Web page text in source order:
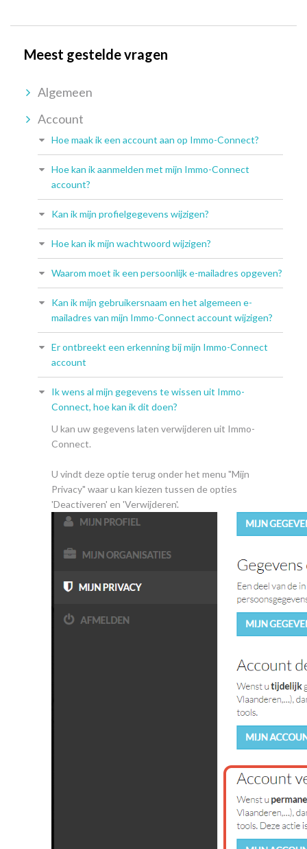
Meest gestelde vragen
Algemeen
Account
Hoe maak ik een account aan op Immo-Connect?
Hoe kan ik aanmelden met mijn Immo-Connect
account?
Kan ik mijn profielgegevens wijzigen?
Hoe kan ik mijn wachtwoord wijzigen?
Waarom moet ik een persoonlijk e-mailadres opgeven?
Kan ik mijn gebruikersnaam en het algemeen e-
mailadres van mijn Immo-Connect account wijzigen?
Er ontbreekt een erkenning bij mijn Immo-Connect
account
Ik wens al mijn gegevens te wissen uit Immo-
Connect, hoe kan ik dit doen?
U kan uw gegevens laten verwijderen uit Immo-
Connect.
U vindt deze optie terug onder het menu "Mijn
Privacy" waar u kan kiezen tussen de opties
'Deactiveren' en 'Verwijderen'.